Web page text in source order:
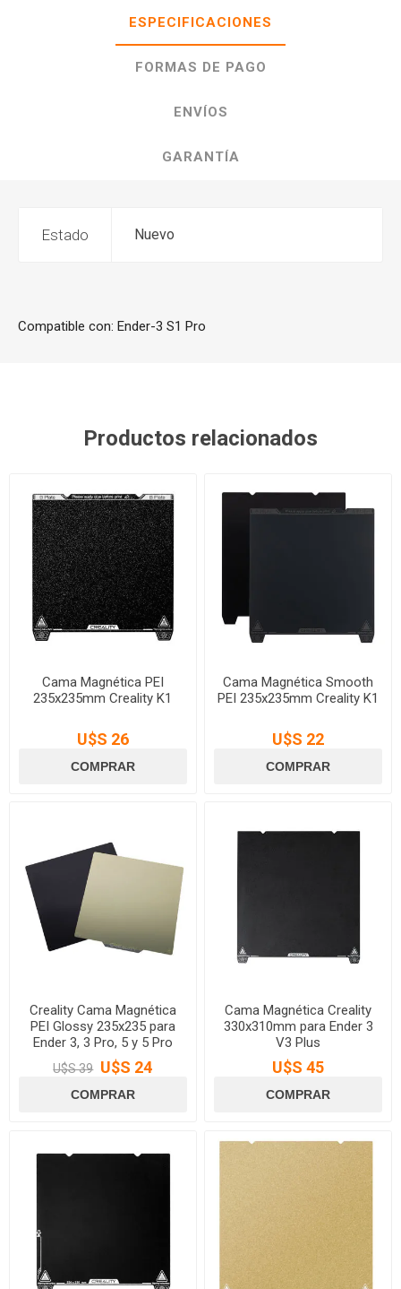
ESPECIFICACIONES
FORMAS DE PAGO
ENVÍOS
GARANTÍA
Estado Nuevo
Compatible con: Ender-3 S1 Pro
Productos relacionados
Cama Magnética PEI
235x235mm Creality K1
U$S 26
Cama Magnética Smooth
PEI 235x235mm Creality K1
U$S 22
Creality Cama Magnética
PEI Glossy 235x235 para
Ender 3, 3 Pro, 5 y 5 Pro
U$S 39 U$S 24
Cama Magnética Creality
330x310mm para Ender 3
V3 Plus
U$S 45